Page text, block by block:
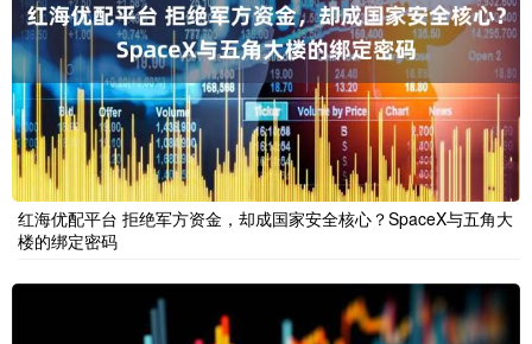
红海优配平台 拒绝军方资金，却成国家安全核心？SpaceX与五角大
楼的绑定密码